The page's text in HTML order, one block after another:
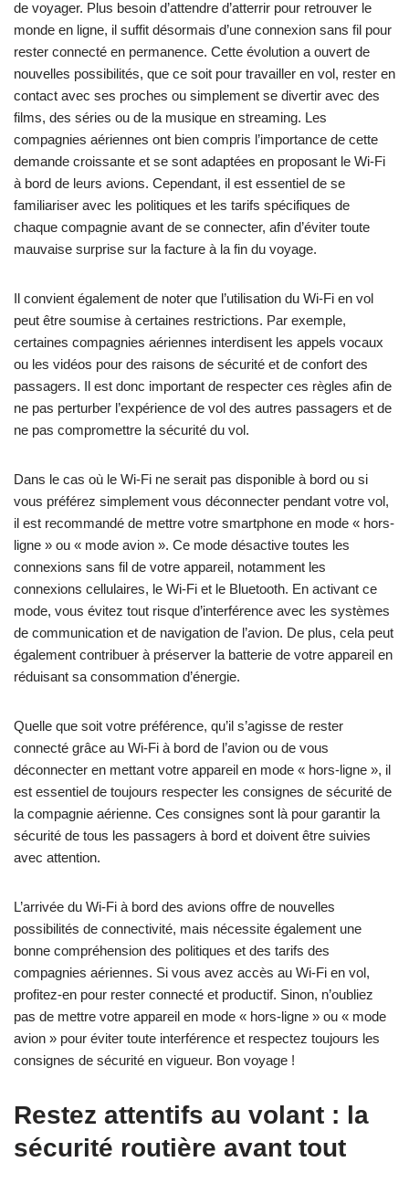
de voyager. Plus besoin d’attendre d’atterrir pour retrouver le
monde en ligne, il suffit désormais d’une connexion sans fil pour
rester connecté en permanence. Cette évolution a ouvert de
nouvelles possibilités, que ce soit pour travailler en vol, rester en
contact avec ses proches ou simplement se divertir avec des
films, des séries ou de la musique en streaming. Les
compagnies aériennes ont bien compris l’importance de cette
demande croissante et se sont adaptées en proposant le Wi-Fi
à bord de leurs avions. Cependant, il est essentiel de se
familiariser avec les politiques et les tarifs spécifiques de
chaque compagnie avant de se connecter, afin d’éviter toute
mauvaise surprise sur la facture à la fin du voyage.
Il convient également de noter que l’utilisation du Wi-Fi en vol
peut être soumise à certaines restrictions. Par exemple,
certaines compagnies aériennes interdisent les appels vocaux
ou les vidéos pour des raisons de sécurité et de confort des
passagers. Il est donc important de respecter ces règles afin de
ne pas perturber l’expérience de vol des autres passagers et de
ne pas compromettre la sécurité du vol.
Dans le cas où le Wi-Fi ne serait pas disponible à bord ou si
vous préférez simplement vous déconnecter pendant votre vol,
il est recommandé de mettre votre smartphone en mode « hors-
ligne » ou « mode avion ». Ce mode désactive toutes les
connexions sans fil de votre appareil, notamment les
connexions cellulaires, le Wi-Fi et le Bluetooth. En activant ce
mode, vous évitez tout risque d’interférence avec les systèmes
de communication et de navigation de l’avion. De plus, cela peut
également contribuer à préserver la batterie de votre appareil en
réduisant sa consommation d’énergie.
Quelle que soit votre préférence, qu’il s’agisse de rester
connecté grâce au Wi-Fi à bord de l’avion ou de vous
déconnecter en mettant votre appareil en mode « hors-ligne », il
est essentiel de toujours respecter les consignes de sécurité de
la compagnie aérienne. Ces consignes sont là pour garantir la
sécurité de tous les passagers à bord et doivent être suivies
avec attention.
L’arrivée du Wi-Fi à bord des avions offre de nouvelles
possibilités de connectivité, mais nécessite également une
bonne compréhension des politiques et des tarifs des
compagnies aériennes. Si vous avez accès au Wi-Fi en vol,
profitez-en pour rester connecté et productif. Sinon, n’oubliez
pas de mettre votre appareil en mode « hors-ligne » ou « mode
avion » pour éviter toute interférence et respectez toujours les
consignes de sécurité en vigueur. Bon voyage !
Restez attentifs au volant : la
sécurité routière avant tout